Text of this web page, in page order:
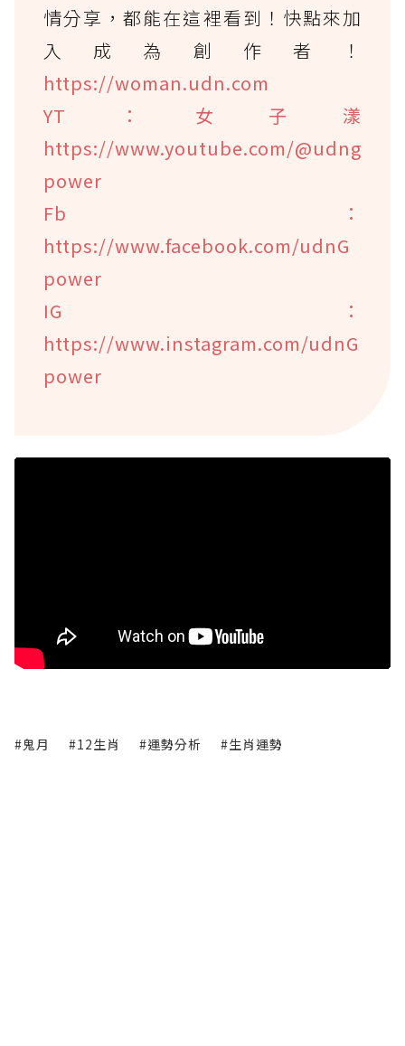
情分享，都能在這裡看到！快點來加
入成為創作者！
https://woman.udn.com
YT：女子漾
https://www.youtube.com/@udng
power
Fb：
https://www.facebook.com/udnG
power
IG：
https://www.instagram.com/udnG
power
#鬼月 #12生肖 #運勢分析 #生肖運勢